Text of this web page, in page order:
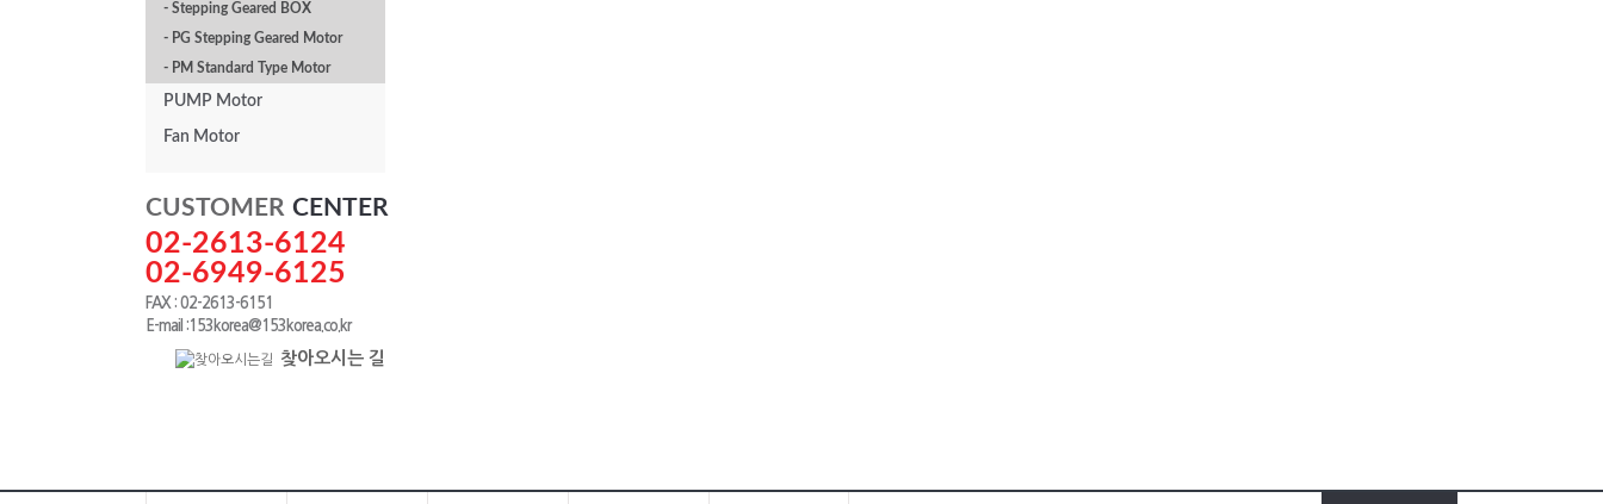
- Stepping Geared BOX
- PG Stepping Geared Motor
- PM Standard Type Motor
PUMP Motor
Fan Motor
CUSTOMER CENTER
02-2613-6124
02-6949-6125
FAX : 02-2613-6151
E-mail :153korea@153korea.co.kr
찾아오시는 길